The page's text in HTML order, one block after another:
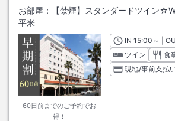
お部屋： 【禁煙】スタンダードツイン
平米
60日前までのご予約でお
得！
INチェックイ
15:00 ～ |
ツイン
食
現地/事前支払